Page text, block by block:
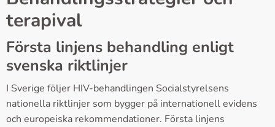
terapival
Första linjens behandling enligt
svenska riktlinjer
I Sverige följer HIV-behandlingen Socialstyrelsens
nationella riktlinjer som bygger på internationell evidens
och europeiska rekommendationer. Första linjens